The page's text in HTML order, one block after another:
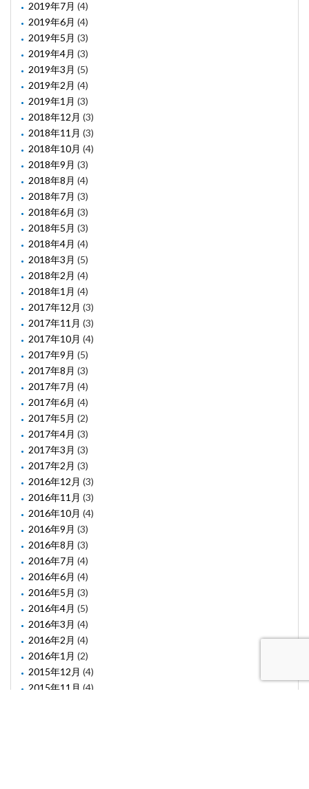
2019年7月 (4)
2019年6月 (4)
2019年5月 (3)
2019年4月 (3)
2019年3月 (5)
2019年2月 (4)
2019年1月 (3)
2018年12月 (3)
2018年11月 (3)
2018年10月 (4)
2018年9月 (3)
2018年8月 (4)
2018年7月 (3)
2018年6月 (3)
2018年5月 (3)
2018年4月 (4)
2018年3月 (5)
2018年2月 (4)
2018年1月 (4)
2017年12月 (3)
2017年11月 (3)
2017年10月 (4)
2017年9月 (5)
2017年8月 (3)
2017年7月 (4)
2017年6月 (4)
2017年5月 (2)
2017年4月 (3)
2017年3月 (3)
2017年2月 (3)
2016年12月 (3)
2016年11月 (3)
2016年10月 (4)
2016年9月 (3)
2016年8月 (3)
2016年7月 (4)
2016年6月 (4)
2016年5月 (3)
2016年4月 (5)
2016年3月 (4)
2016年2月 (4)
2016年1月 (2)
2015年12月 (4)
2015年11月 (4)